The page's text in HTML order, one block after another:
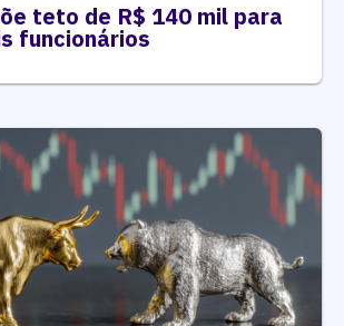
teto de R$ 140 mil para
funcionários